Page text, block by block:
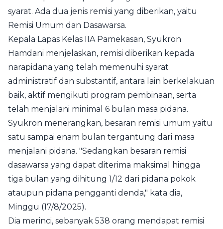
syarat. Ada dua jenis remisi yang diberikan, yaitu
Remisi Umum dan Dasawarsa.
Kepala Lapas Kelas IIA Pamekasan, Syukron
Hamdani menjelaskan, remisi diberikan kepada
narapidana yang telah memenuhi syarat
administratif dan substantif, antara lain berkelakuan
baik, aktif mengikuti program pembinaan, serta
telah menjalani minimal 6 bulan masa pidana.
Syukron menerangkan, besaran remisi umum yaitu
satu sampai enam bulan tergantung dari masa
menjalani pidana. "Sedangkan besaran remisi
dasawarsa yang dapat diterima maksimal hingga
tiga bulan yang dihitung 1/12 dari pidana pokok
ataupun pidana pengganti denda," kata dia,
Minggu (17/8/2025).
Dia merinci, sebanyak 538 orang mendapat remisi